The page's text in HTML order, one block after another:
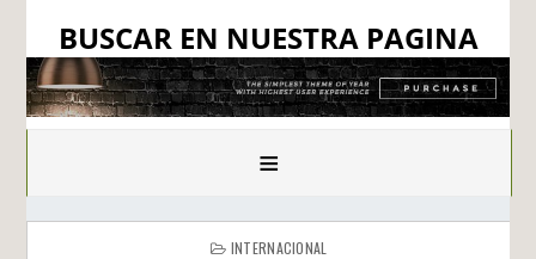
BUSCAR EN NUESTRA PAGINA
≡
INTERNACIONAL